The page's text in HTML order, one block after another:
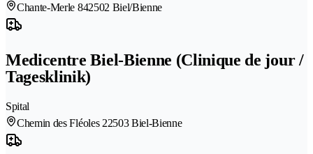
Chante-Merle 842502 Biel/Bienne
Medicentre Biel-Bienne (Clinique de jour /
Tagesklinik)
Spital
Chemin des Fléoles 22503 Biel-Bienne